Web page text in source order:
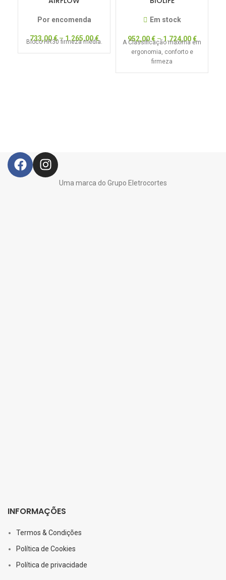
Por encomenda
733,00€–1.265,00€
Bloco HR30 firmeza média.
Em stock
952,00€–1.724,00€
A Classificação máxima em
ergonomia, conforto e
firmeza
Uma marca do Grupo Eletrocortes
INFORMAÇÕES
Termos & Condições
Política de Cookies
Política de privacidade